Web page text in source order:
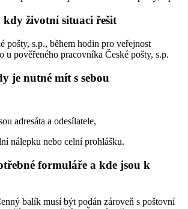
kdy životní situaci řešit
pošty, s.p., během hodin pro veřejnost
u pověřeného pracovníka České pošty, s.p.
je nutné mít s sebou
adresáta a odesílatele,
nálepku nebo celní prohlášku.
formuláře a kde jsou k
balík musí být podán zároveň s poštovní